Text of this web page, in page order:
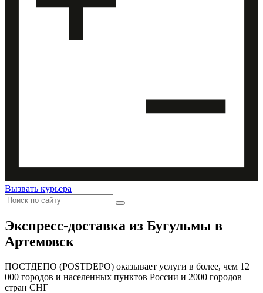
Вызвать курьера
Экспресс-доставка из Бугульмы в
Артемовск
ПОСТДЕПО (POSTDEPO) оказывает услуги в более, чем 12
000 городов и населенных пунктов России и 2000 городов
стран СНГ